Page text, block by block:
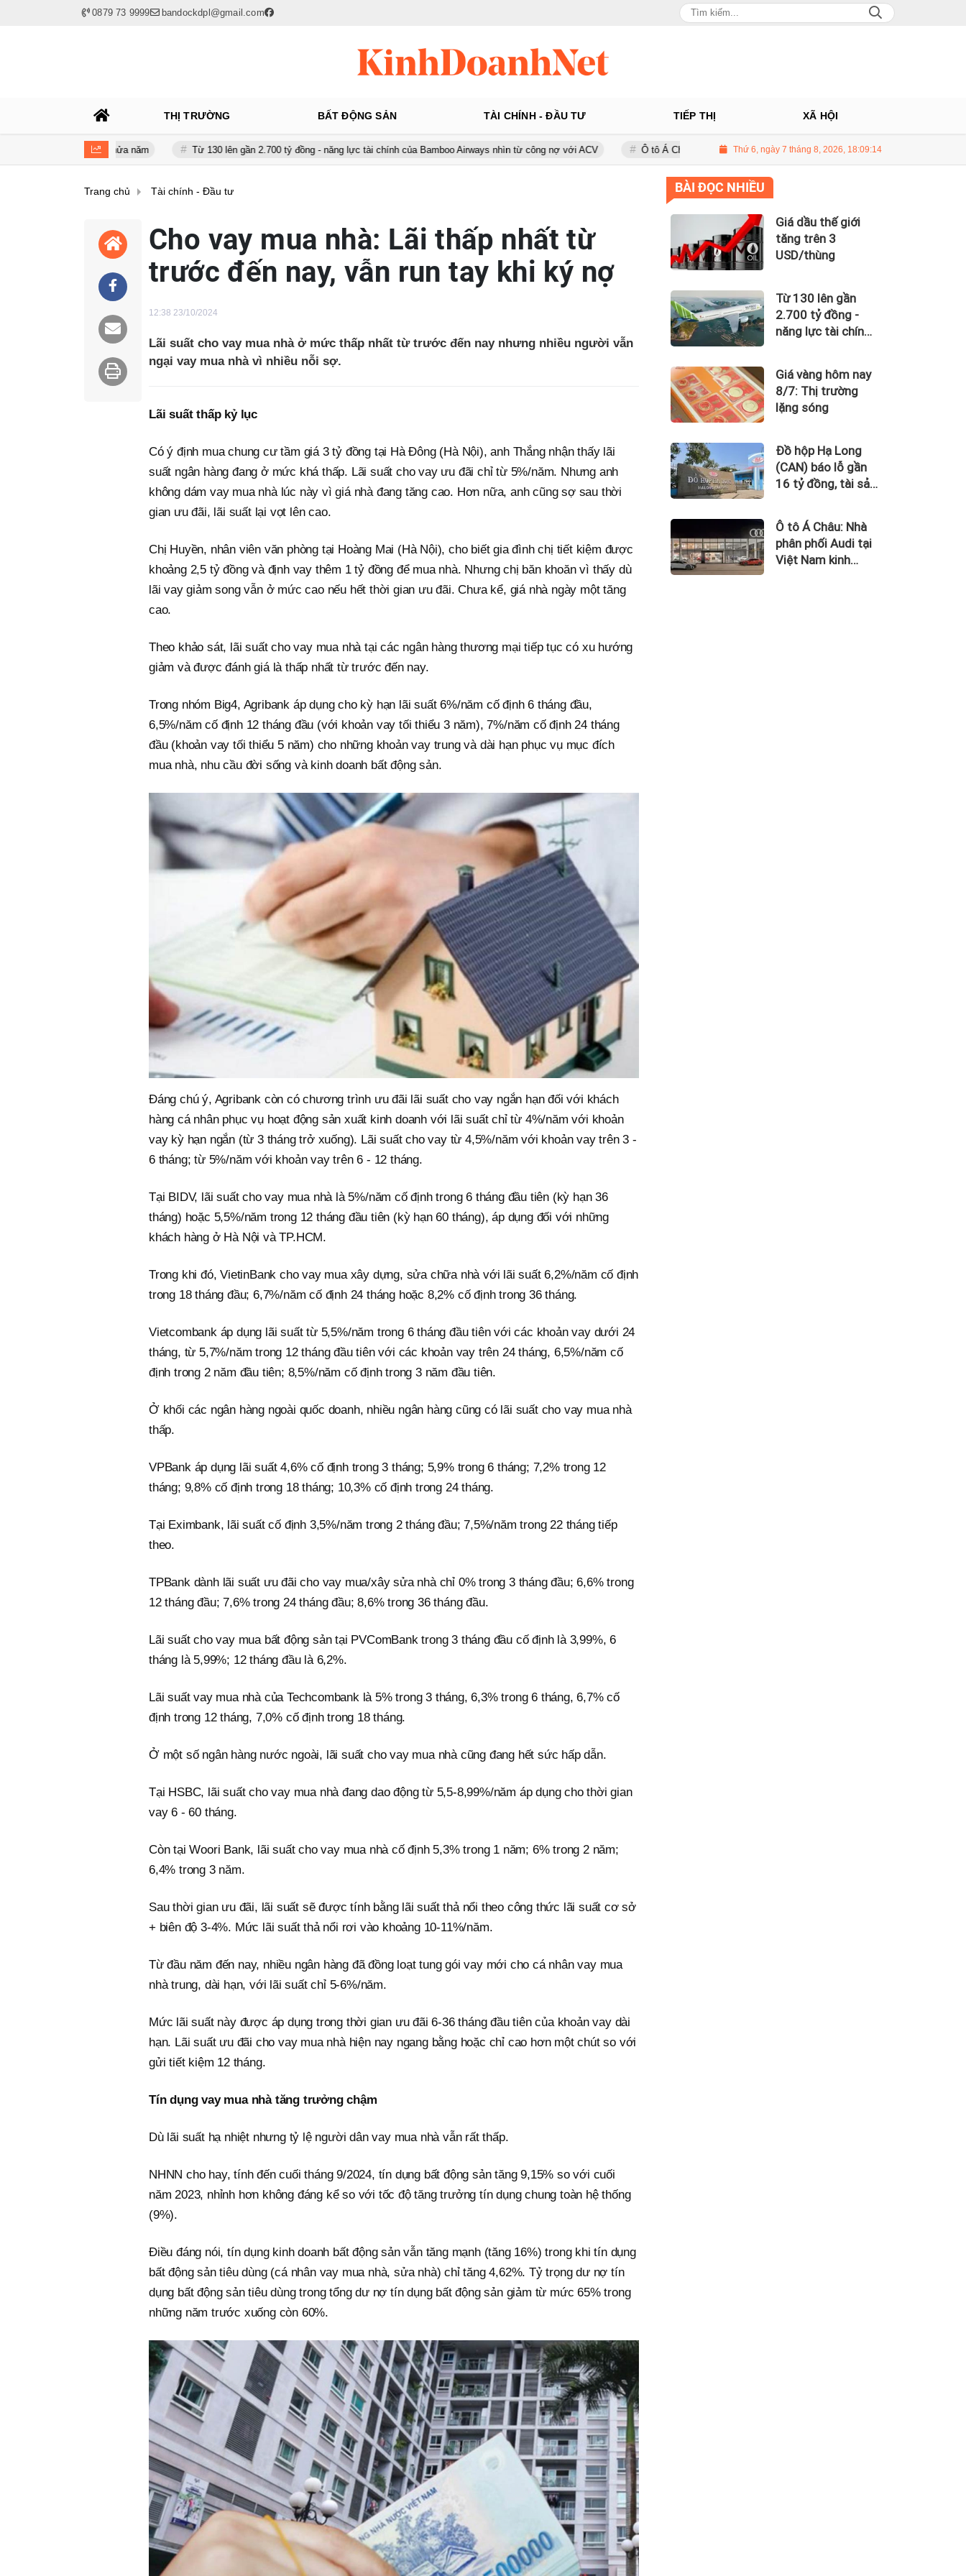
0879 73 9999 bandockdpl@gmail.com
THỊ TRƯỜNG BẤT ĐỘNG SẢN TÀI CHÍNH - ĐẦU TƯ TIẾP THỊ XÃ HỘI
120 tỷ sau nửa năm Từ 130 lên gần 2.700 tỷ đồng - năng lực tài chính của Bamboo Airways nhìn từ công nợ với ACV Ô tô Á Châu: Nhà phân phối Audi tại Việt Nam kinh doanh thua lỗ
Thứ 6, ngày 7 tháng 8, 2026, 18:09:15
Trang chủ Tài chính - Đầu tư
Cho vay mua nhà: Lãi thấp nhất từ
trước đến nay, vẫn run tay khi ký nợ
12:38 23/10/2024
Lãi suất cho vay mua nhà ở mức thấp nhất từ trước đến nay nhưng nhiều người vẫn
ngại vay mua nhà vì nhiều nỗi sợ.
Lãi suất thấp kỷ lục
Có ý định mua chung cư tầm giá 3 tỷ đồng tại Hà Đông (Hà Nội), anh Thắng nhận thấy lãi
suất ngân hàng đang ở mức khá thấp. Lãi suất cho vay ưu đãi chỉ từ 5%/năm. Nhưng anh
không dám vay mua nhà lúc này vì giá nhà đang tăng cao. Hơn nữa, anh cũng sợ sau thời
gian ưu đãi, lãi suất lại vọt lên cao.
Chị Huyền, nhân viên văn phòng tại Hoàng Mai (Hà Nội), cho biết gia đình chị tiết kiệm được
khoảng 2,5 tỷ đồng và định vay thêm 1 tỷ đồng để mua nhà. Nhưng chị băn khoăn vì thấy dù
lãi vay giảm song vẫn ở mức cao nếu hết thời gian ưu đãi. Chưa kể, giá nhà ngày một tăng
cao.
Theo khảo sát, lãi suất cho vay mua nhà tại các ngân hàng thương mại tiếp tục có xu hướng
giảm và được đánh giá là thấp nhất từ trước đến nay.
Trong nhóm Big4, Agribank áp dụng cho kỳ hạn lãi suất 6%/năm cố định 6 tháng đầu,
6,5%/năm cố định 12 tháng đầu (với khoản vay tối thiểu 3 năm), 7%/năm cố định 24 tháng
đầu (khoản vay tối thiểu 5 năm) cho những khoản vay trung và dài hạn phục vụ mục đích
mua nhà, nhu cầu đời sống và kinh doanh bất động sản.
Đáng chú ý, Agribank còn có chương trình ưu đãi lãi suất cho vay ngắn hạn đối với khách
hàng cá nhân phục vụ hoạt động sản xuất kinh doanh với lãi suất chỉ từ 4%/năm với khoản
vay kỳ hạn ngắn (từ 3 tháng trở xuống). Lãi suất cho vay từ 4,5%/năm với khoản vay trên 3 -
6 tháng; từ 5%/năm với khoản vay trên 6 - 12 tháng.
Tại BIDV, lãi suất cho vay mua nhà là 5%/năm cố định trong 6 tháng đầu tiên (kỳ hạn 36
tháng) hoặc 5,5%/năm trong 12 tháng đầu tiên (kỳ hạn 60 tháng), áp dụng đối với những
khách hàng ở Hà Nội và TP.HCM.
Trong khi đó, VietinBank cho vay mua xây dựng, sửa chữa nhà với lãi suất 6,2%/năm cố định
trong 18 tháng đầu; 6,7%/năm cố định 24 tháng hoặc 8,2% cố định trong 36 tháng.
Vietcombank áp dụng lãi suất từ 5,5%/năm trong 6 tháng đầu tiên với các khoản vay dưới 24
tháng, từ 5,7%/năm trong 12 tháng đầu tiên với các khoản vay trên 24 tháng, 6,5%/năm cố
định trong 2 năm đầu tiên; 8,5%/năm cố định trong 3 năm đầu tiên.
Ở khối các ngân hàng ngoài quốc doanh, nhiều ngân hàng cũng có lãi suất cho vay mua nhà
thấp.
VPBank áp dụng lãi suất 4,6% cố định trong 3 tháng; 5,9% trong 6 tháng; 7,2% trong 12
tháng; 9,8% cố định trong 18 tháng; 10,3% cố định trong 24 tháng.
Tại Eximbank, lãi suất cố định 3,5%/năm trong 2 tháng đầu; 7,5%/năm trong 22 tháng tiếp
theo.
TPBank dành lãi suất ưu đãi cho vay mua/xây sửa nhà chỉ 0% trong 3 tháng đầu; 6,6% trong
12 tháng đầu; 7,6% trong 24 tháng đầu; 8,6% trong 36 tháng đầu.
Lãi suất cho vay mua bất động sản tại PVComBank trong 3 tháng đầu cố định là 3,99%, 6
tháng là 5,99%; 12 tháng đầu là 6,2%.
Lãi suất vay mua nhà của Techcombank là 5% trong 3 tháng, 6,3% trong 6 tháng, 6,7% cố
định trong 12 tháng, 7,0% cố định trong 18 tháng.
Ở một số ngân hàng nước ngoài, lãi suất cho vay mua nhà cũng đang hết sức hấp dẫn.
Tại HSBC, lãi suất cho vay mua nhà đang dao động từ 5,5-8,99%/năm áp dụng cho thời gian
vay 6 - 60 tháng.
Còn tại Woori Bank, lãi suất cho vay mua nhà cố định 5,3% trong 1 năm; 6% trong 2 năm;
6,4% trong 3 năm.
Sau thời gian ưu đãi, lãi suất sẽ được tính bằng lãi suất thả nổi theo công thức lãi suất cơ sở
+ biên độ 3-4%. Mức lãi suất thả nổi rơi vào khoảng 10-11%/năm.
Từ đầu năm đến nay, nhiều ngân hàng đã đồng loạt tung gói vay mới cho cá nhân vay mua
nhà trung, dài hạn, với lãi suất chỉ 5-6%/năm.
Mức lãi suất này được áp dụng trong thời gian ưu đãi 6-36 tháng đầu tiên của khoản vay dài
hạn. Lãi suất ưu đãi cho vay mua nhà hiện nay ngang bằng hoặc chỉ cao hơn một chút so với
gửi tiết kiệm 12 tháng.
Tín dụng vay mua nhà tăng trưởng chậm
Dù lãi suất hạ nhiệt nhưng tỷ lệ người dân vay mua nhà vẫn rất thấp.
NHNN cho hay, tính đến cuối tháng 9/2024, tín dụng bất động sản tăng 9,15% so với cuối
năm 2023, nhỉnh hơn không đáng kể so với tốc độ tăng trưởng tín dụng chung toàn hệ thống
(9%).
Điều đáng nói, tín dụng kinh doanh bất động sản vẫn tăng mạnh (tăng 16%) trong khi tín dụng
bất động sản tiêu dùng (cá nhân vay mua nhà, sửa nhà) chỉ tăng 4,62%. Tỷ trọng dư nợ tín
dụng bất động sản tiêu dùng trong tổng dư nợ tín dụng bất động sản giảm từ mức 65% trong
những năm trước xuống còn 60%.
BÀI ĐỌC NHIỀU
Giá dầu thế giới
tăng trên 3
USD/thùng
Từ 130 lên gần
2.700 tỷ đồng -
năng lực tài chính
công nợ với ACV
Giá vàng hôm nay
8/7: Thị trường
lặng sóng
Đồ hộp Hạ Long
(CAN) báo lỗ gần
16 tỷ đồng, tài sản
sau nửa năm
Ô tô Á Châu: Nhà
phân phối Audi tại
Việt Nam kinh